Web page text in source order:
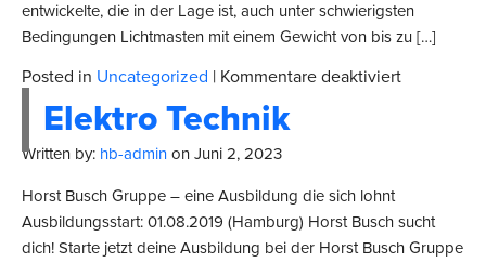
entwickelte, die in der Lage ist, auch unter schwierigsten
Bedingungen Lichtmasten mit einem Gewicht von bis zu […]
Posted in Uncategorized | Kommentare deaktiviertfür
Elektro Technik
Written by: hb-admin on Juni 2, 2023
Horst Busch Gruppe – eine Ausbildung die sich lohnt
Ausbildungsstart: 01.08.2019 (Hamburg) Horst Busch sucht
dich! Starte jetzt deine Ausbildung bei der Horst Busch Gruppe